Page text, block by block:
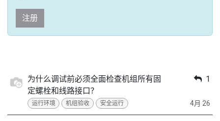
注册
为什么调试前必须全面检查机组所有固
定螺栓和线路接口？
运行环境 机组验收 安全运行
1
4月 26